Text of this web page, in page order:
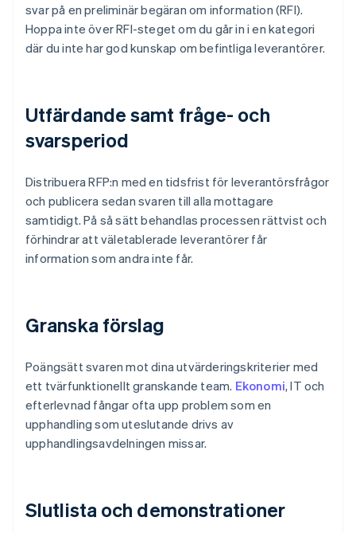
svar på en preliminär begäran om information (RFI).
Hoppa inte över RFI-steget om du går in i en kategori
där du inte har god kunskap om befintliga leverantörer.
Utfärdande samt fråge- och
svarsperiod
Distribuera RFP:n med en tidsfrist för leverantörsfrågor
och publicera sedan svaren till alla mottagare
samtidigt. På så sätt behandlas processen rättvist och
förhindrar att väletablerade leverantörer får
information som andra inte får.
Granska förslag
Poängsätt svaren mot dina utvärderingskriterier med
ett tvärfunktionellt granskande team. Ekonomi, IT och
efterlevnad fångar ofta upp problem som en
upphandling som uteslutande drivs av
upphandlingsavdelningen missar.
Slutlista och demonstrationer